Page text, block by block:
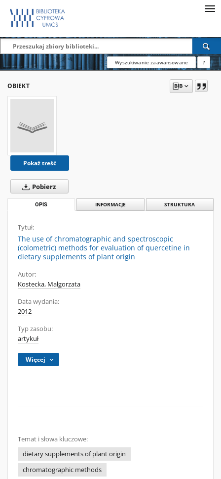
Wyszukiwanie zaawansowane ?
OBIEKT
Pokaż treść
Pobierz
OPIS INFORMACJE STRUKTURA
Tytuł:
The use of chromatographic and spectroscopic
(colometric) methods for evaluation of quercetine in
dietary supplements of plant origin
Autor:
Kostecka, Małgorzata
Data wydania:
2012
Typ zasobu:
artykuł
Więcej
Temat i słowa kluczowe:
dietary supplements of plant origin
chromatographic methods